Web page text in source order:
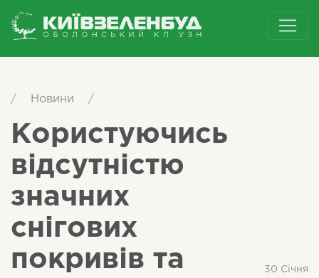
/ Новини /
Користуючись
відсутністю
значних
снігових
покривів та
30 Січня